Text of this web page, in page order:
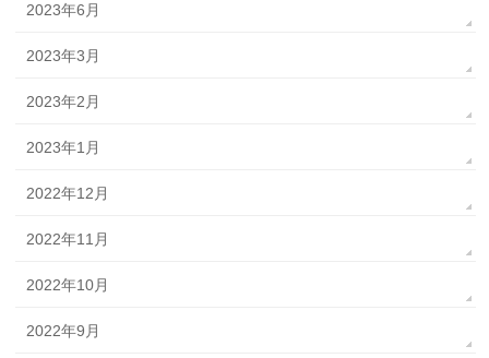
2023年6月
2023年3月
2023年2月
2023年1月
2022年12月
2022年11月
2022年10月
2022年9月